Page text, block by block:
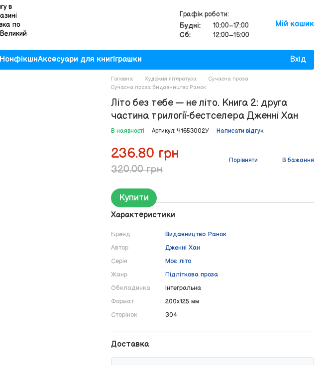
Графік роботи:
Будні:
10:00–17:00
Сб:
12:00–15:00
Мій кошик
НонфікшнАксесуари для книгІграшки Вхід
Головна Художня література
Сучасна проза
Сучасна проза Видавництво Ранок
Літо без тебе — не літо. Книга 2: друга
частина трилогії-бестселера Дженні Хан
В наявності Артикул: Ч1653002У Написати відгук
236.80 грн
320.00 грн
Порівняти В бажання
Купити
Характеристики
Бренд
Видавництво Ранок
Автор
Дженні Хан
Серія
Моє літо
Жанр
Підліткова проза
Обкладинка
Інтегральна
Формат
200х125 мм
Сторінок
304
Доставка